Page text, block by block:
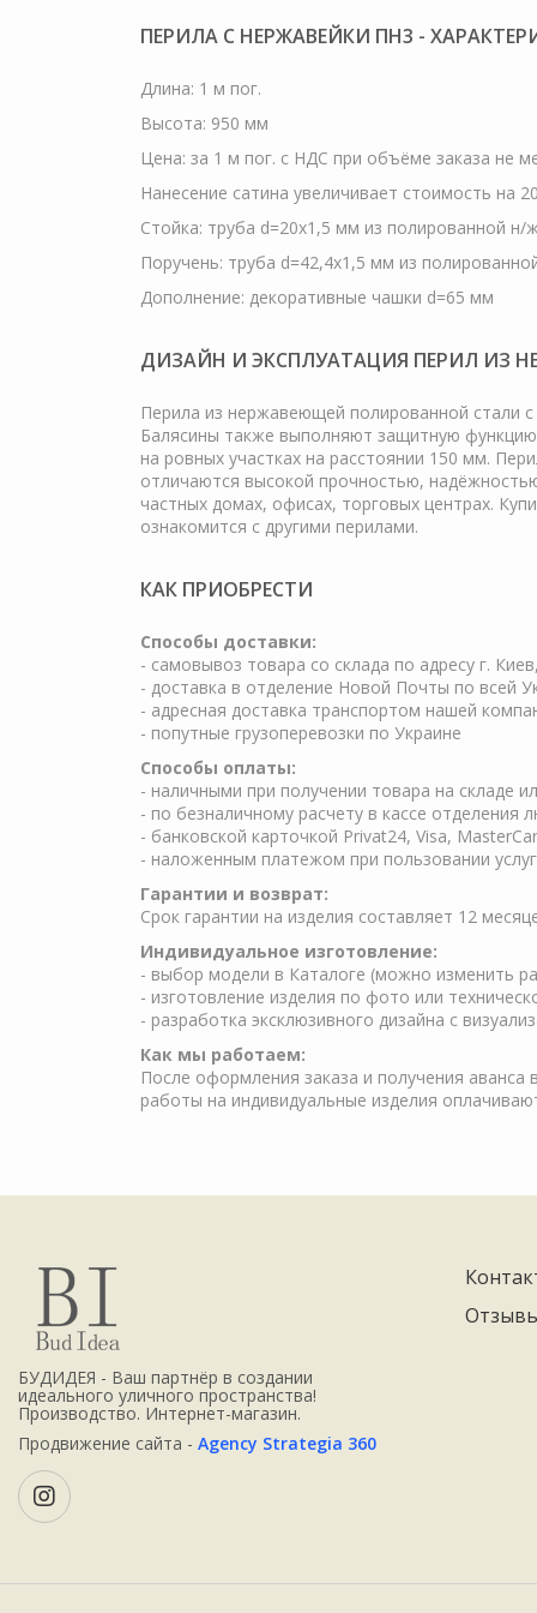
ПЕРИЛА С НЕРЖАВЕЙКИ ПН3 -
Длина: 1 м пог.
Высота: 950 мм
Цена: за 1 м пог. c НДС при объёме заказа не
Нанесение сатина увеличивает стоимость на
Стойка: труба d=20х1,5 мм из полированной н/
Поручень: труба d=42,4х1,5 мм из
Дополнение: декоративные чашки d=65 мм
ДИЗАЙН И ЭКСПЛУАТАЦИЯ ПЕРИЛ ИЗ
Перила из нержавеющей полированной стали
Балясины также выполняют защитную
на ровных участках на расстоянии 150 мм.
отличаются высокой прочностью,
частных домах, офисах, торговых центрах.
ознакомится с другими перилами.
КАК ПРИОБРЕСТИ
Cпособы доставки:
- самовывоз товара со склада по адресу г.
- доставка в отделение Новой Почты по всей
- адресная доставка транспортом нашей
- попутные грузоперевозки по Украине
Способы оплаты:
- наличными при получении товара на складе
- по безналичному расчету в кассе
- банковской карточкой Privat24, Visa,
- наложенным платежом при пользовании
Гарантии и возврат:
Срок гарантии на изделия составляет 12
Индивидуальное изготовление:
- выбор модели в Каталоге (можно изменить
- изготовление изделия по фото или
- разработка эксклюзивного дизайна с
Как мы работаем:
После оформления заказа и получения
работы на индивидуальные изделия
БУДИДЕЯ - Ваш партнёр в создании
идеального уличного пространства!
Производство. Интернет-магазин.
Продвижение сайта - Agency Strategia 360